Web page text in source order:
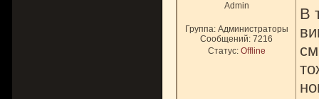
Admin
Группа: Администраторы
Сообщений: 7216
Статус: Offline
В